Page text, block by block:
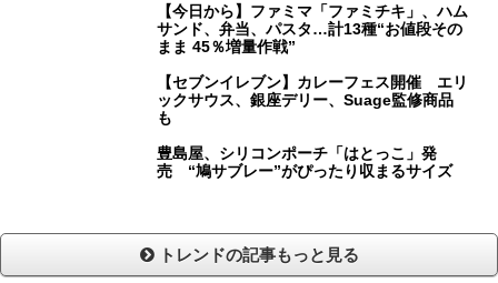
【今日から】ファミマ「ファミチキ」、ハム
サンド、弁当、パスタ…計13種“お値段その
まま 45％増量作戦”
【セブンイレブン】カレーフェス開催 エリ
ックサウス、銀座デリー、Suage監修商品
も
豊島屋、シリコンポーチ「はとっこ」発
売 “鳩サブレー”がぴったり収まるサイズ
トレンドの記事もっと見る